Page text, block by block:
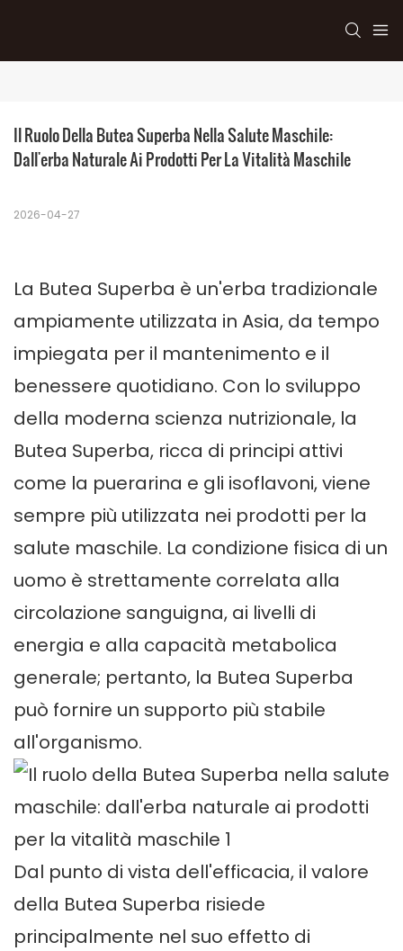
Il Ruolo Della Butea Superba Nella Salute Maschile:
Dall'erba Naturale Ai Prodotti Per La Vitalità Maschile
2026-04-27
La Butea Superba è un'erba tradizionale
ampiamente utilizzata in Asia, da tempo
impiegata per il mantenimento e il
benessere quotidiano. Con lo sviluppo
della moderna scienza nutrizionale, la
Butea Superba, ricca di principi attivi
come la puerarina e gli isoflavoni, viene
sempre più utilizzata nei prodotti per la
salute maschile. La condizione fisica di un
uomo è strettamente correlata alla
circolazione sanguigna, ai livelli di
energia e alla capacità metabolica
generale; pertanto, la Butea Superba
può fornire un supporto più stabile
all'organismo.
Dal punto di vista dell'efficacia, il valore
della Butea Superba risiede
principalmente nel suo effetto di